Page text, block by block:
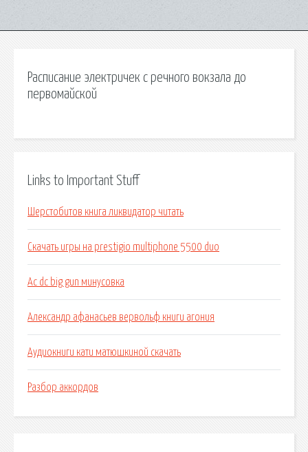
Расписание электричек с речного вокзала до
первомайской
Links to Important Stuff
Шерстобитов книга ликвидатор читать
Скачать игры на prestigio multiphone 5500 duo
Ac dc big gun минусовка
Александр афанасьев вервольф книги агония
Аудиокниги кати матюшкиной скачать
Разбор аккордов